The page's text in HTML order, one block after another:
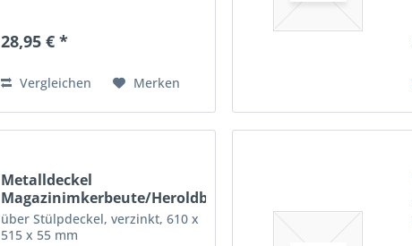
28,95 € *
Vergleichen Merken
Metalldeckel
Magazinimkerbeute/Heroldbeute,...
über Stülpdeckel, verzinkt, 610 x
515 x 55 mm